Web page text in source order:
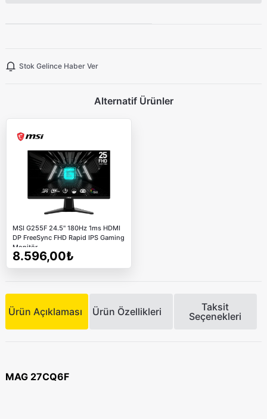
Stok Gelince Haber Ver
Alternatif Ürünler
MSI G255F 24.5" 180Hz 1ms HDMI
DP FreeSync FHD Rapid IPS Gaming
Monitör
8.596,00₺
Ürün Açıklaması Ürün Özellikleri
Taksit
Seçenekleri
MAG 27CQ6F